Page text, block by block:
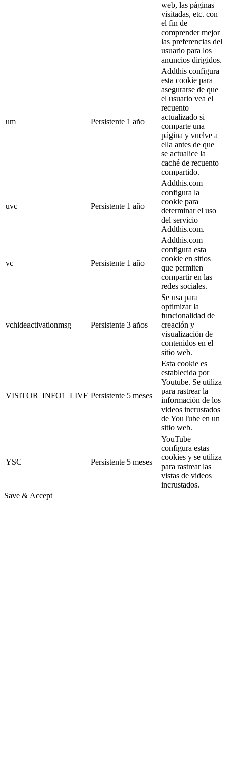
web, las páginas
visitadas, etc. con
el fin de
comprender mejor
las preferencias del
usuario para los
anuncios dirigidos.
um Persistente 1 año
Addthis configura
esta cookie para
asegurarse de que
el usuario vea el
recuento
actualizado si
comparte una
página y vuelve a
ella antes de que
se actualice la
caché de recuento
compartido.
uvc Persistente 1 año
Addthis.com
configura la
cookie para
determinar el uso
del servicio
Addthis.com.
vc Persistente 1 año
Addthis.com
configura esta
cookie en sitios
que permiten
compartir en las
redes sociales.
vchideactivationmsg Persistente 3 años
Se usa para
optimizar la
funcionalidad de
creación y
visualización de
contenidos en el
sitio web.
VISITOR_INFO1_LIVE Persistente 5 meses
Esta cookie es
establecida por
Youtube. Se utiliza
para rastrear la
información de los
videos incrustados
de YouTube en un
sitio web.
YSC Persistente 5 meses
YouTube
configura estas
cookies y se utiliza
para rastrear las
vistas de videos
incrustados.
Save & Accept